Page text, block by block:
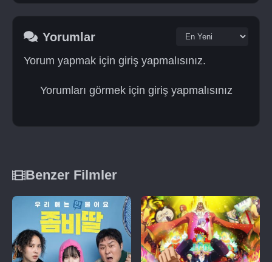
Yorumlar
Yorum yapmak için giriş yapmalısınız.
Yorumları görmek için giriş yapmalısınız
Benzer Filmler